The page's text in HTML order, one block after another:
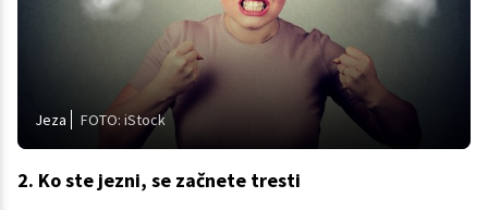
Jeza FOTO: iStock
2. Ko ste jezni, se začnete tresti